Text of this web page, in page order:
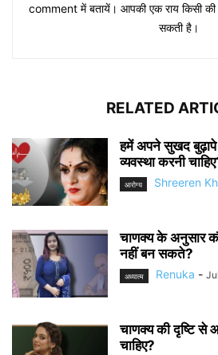
comment में बतायें। आपकी एक राय किसी की
सकती है।
RELATED
हमें अपने सुखद
व्यवस्था करनी
आरोग्य Shreeren
चाणक्य के अनुसार
नहीं बन सकते?
अध्यात्म Renuka -
चाणक्य की दृष्टि से
चाहिए?